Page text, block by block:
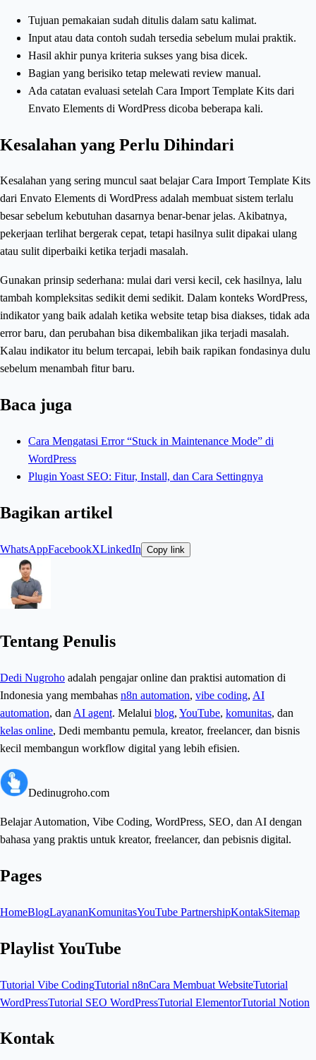
Tujuan pemakaian sudah ditulis dalam satu kalimat.
Input atau data contoh sudah tersedia sebelum mulai praktik.
Hasil akhir punya kriteria sukses yang bisa dicek.
Bagian yang berisiko tetap melewati review manual.
Ada catatan evaluasi setelah Cara Import Template Kits dari
Envato Elements di WordPress dicoba beberapa kali.
Kesalahan yang Perlu Dihindari
Kesalahan yang sering muncul saat belajar Cara Import Template Kits
dari Envato Elements di WordPress adalah membuat sistem terlalu
besar sebelum kebutuhan dasarnya benar-benar jelas. Akibatnya,
pekerjaan terlihat bergerak cepat, tetapi hasilnya sulit dipakai ulang
atau sulit diperbaiki ketika terjadi masalah.
Gunakan prinsip sederhana: mulai dari versi kecil, cek hasilnya, lalu
tambah kompleksitas sedikit demi sedikit. Dalam konteks WordPress,
indikator yang baik adalah ketika website tetap bisa diakses, tidak ada
error baru, dan perubahan bisa dikembalikan jika terjadi masalah.
Kalau indikator itu belum tercapai, lebih baik rapikan fondasinya dulu
sebelum menambah fitur baru.
Baca juga
Cara Mengatasi Error “Stuck in Maintenance Mode” di
WordPress
Plugin Yoast SEO: Fitur, Install, dan Cara Settingnya
Bagikan artikel
WhatsAppFacebookXLinkedIn Copy link
Tentang Penulis
Dedi Nugroho adalah pengajar online dan praktisi automation di
Indonesia yang membahas n8n automation, vibe coding, AI
automation, dan AI agent. Melalui blog, YouTube, komunitas, dan
kelas online, Dedi membantu pemula, kreator, freelancer, dan bisnis
kecil membangun workflow digital yang lebih efisien.
Dedinugroho.com
Belajar Automation, Vibe Coding, WordPress, SEO, dan AI dengan
bahasa yang praktis untuk kreator, freelancer, dan pebisnis digital.
Pages
HomeBlogLayananKomunitasYouTube PartnershipKontakSitemap
Playlist YouTube
Tutorial Vibe CodingTutorial n8nCara Membuat WebsiteTutorial
WordPressTutorial SEO WordPressTutorial ElementorTutorial Notion
Kontak